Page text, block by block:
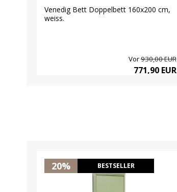
Venedig Bett Doppelbett 160x200 cm,
weiss.
Vor930,00 EUR
771,90 EUR
20% BESTSELLER